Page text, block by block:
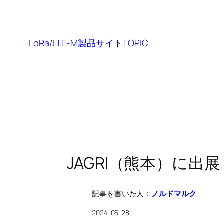
LoRa/LTE-M製品サイトTOPIC
JAGRI（熊本）に出
記事を書いた人： ノルドマルク
2024-05-28